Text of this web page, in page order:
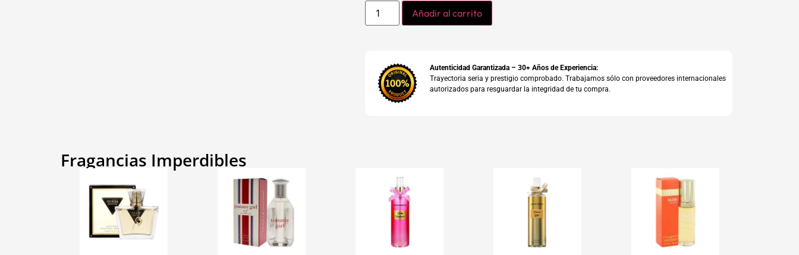
Añadir al carrito
Autenticidad Garantizada – 30+ Años de Experiencia:
Trayectoria seria y prestigio comprobado. Trabajamos sólo con proveedores internacionales
autorizados para resguardar la integridad de tu compra.
Fragancias Imperdibles